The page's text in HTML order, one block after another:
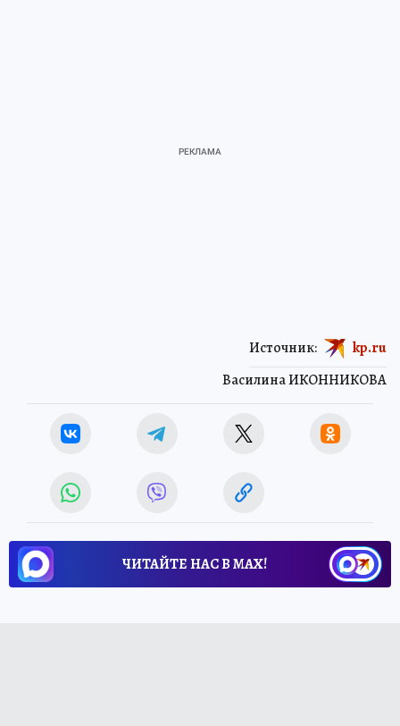
Василина ИКОННИКОВА
Источник: kp.ru
ЧИТАЙТЕ НАС В МАХ!